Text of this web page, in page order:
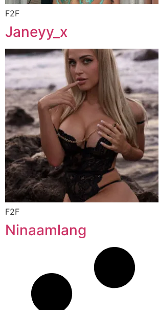
F2F
Janeyy_x
F2F
Ninaamlang